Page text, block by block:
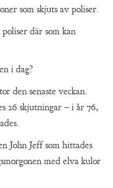
som skjuts av poliser.
där som kan
i dag?
den senaste veckan.
26 skjutningar – i år 76,
John Jeff som hittades
med elva kulor